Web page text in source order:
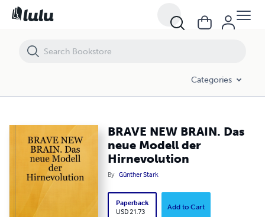
Categories
BRAVE NEW BRAIN. Das
neue Modell der
Hirnevolution
By Günther Stark
Paperback
USD 21.73
Add to Cart
BRAVE NEW BRAIN. Das neue Modell der Hirnevolution